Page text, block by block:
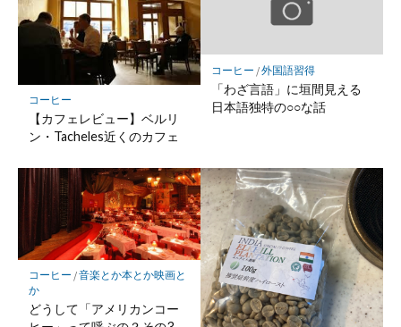
コーヒー
【カフェレビュー】ベルリ
ン・Tacheles近くのカフェ
コーヒー /外国語習得
「わざ言語」に垣間見える
日本語独特の○○な話
コーヒー /音楽とか本とか映画と
か
どうして「アメリカンコー